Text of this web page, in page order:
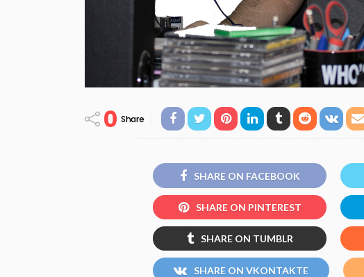
0 Share
SHARE ON FACEBOOK
SHARE ON PINTEREST
SHARE ON TUMBLR
SHARE ON VKONTAKTE